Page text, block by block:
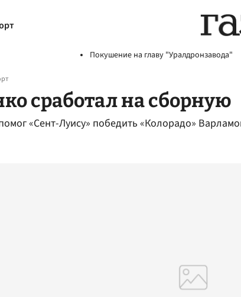
Покушение на главу "Уралдронзавода"
сработал на сборную
«Сент-Луису» победить «Колорадо»